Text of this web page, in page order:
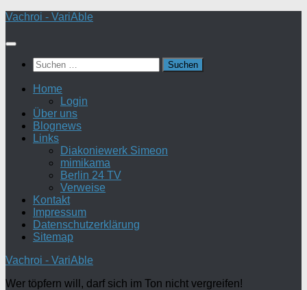
Zum
springen
Vachroi - VariAble
Suchen
nach:
Home
Login
Über uns
Blognews
Links
Diakoniewerk Simeon
mimikama
Berlin 24 TV
Verweise
Kontakt
Impressum
Datenschutzerklärung
Sitemap
Vachroi - VariAble
Wer töpfern will, darf sich im Ton nicht vergreifen!